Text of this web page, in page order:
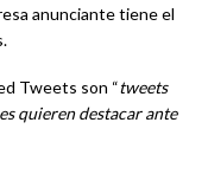
anunciante tiene el
Tweets son “tweets
quieren destacar ante